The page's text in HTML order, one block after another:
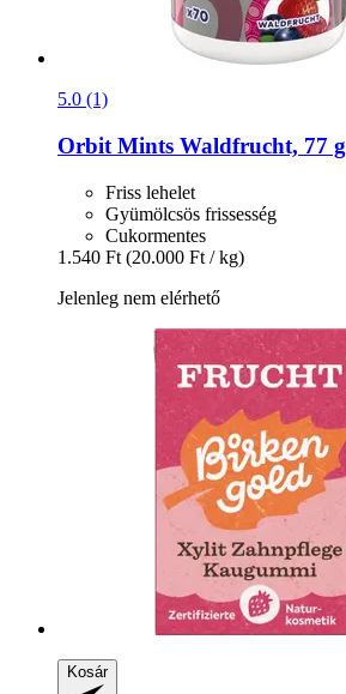
5.0 (1)
Orbit Mints Waldfrucht, 77 g
Friss lehelet
Gyümölcsös frissesség
Cukormentes
1.540 Ft (20.000 Ft / kg)
Jelenleg nem elérhető
Kosár